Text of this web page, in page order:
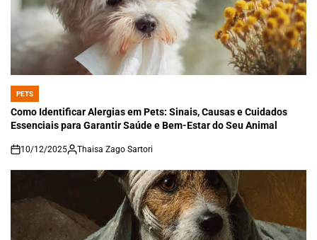
POSTED
IN
PETS
Como Identificar Alergias em Pets: Sinais, Causas e Cuidados
Essenciais para Garantir Saúde e Bem-Estar do Seu Animal
on
10/12/2025 Thaisa Zago Sartori